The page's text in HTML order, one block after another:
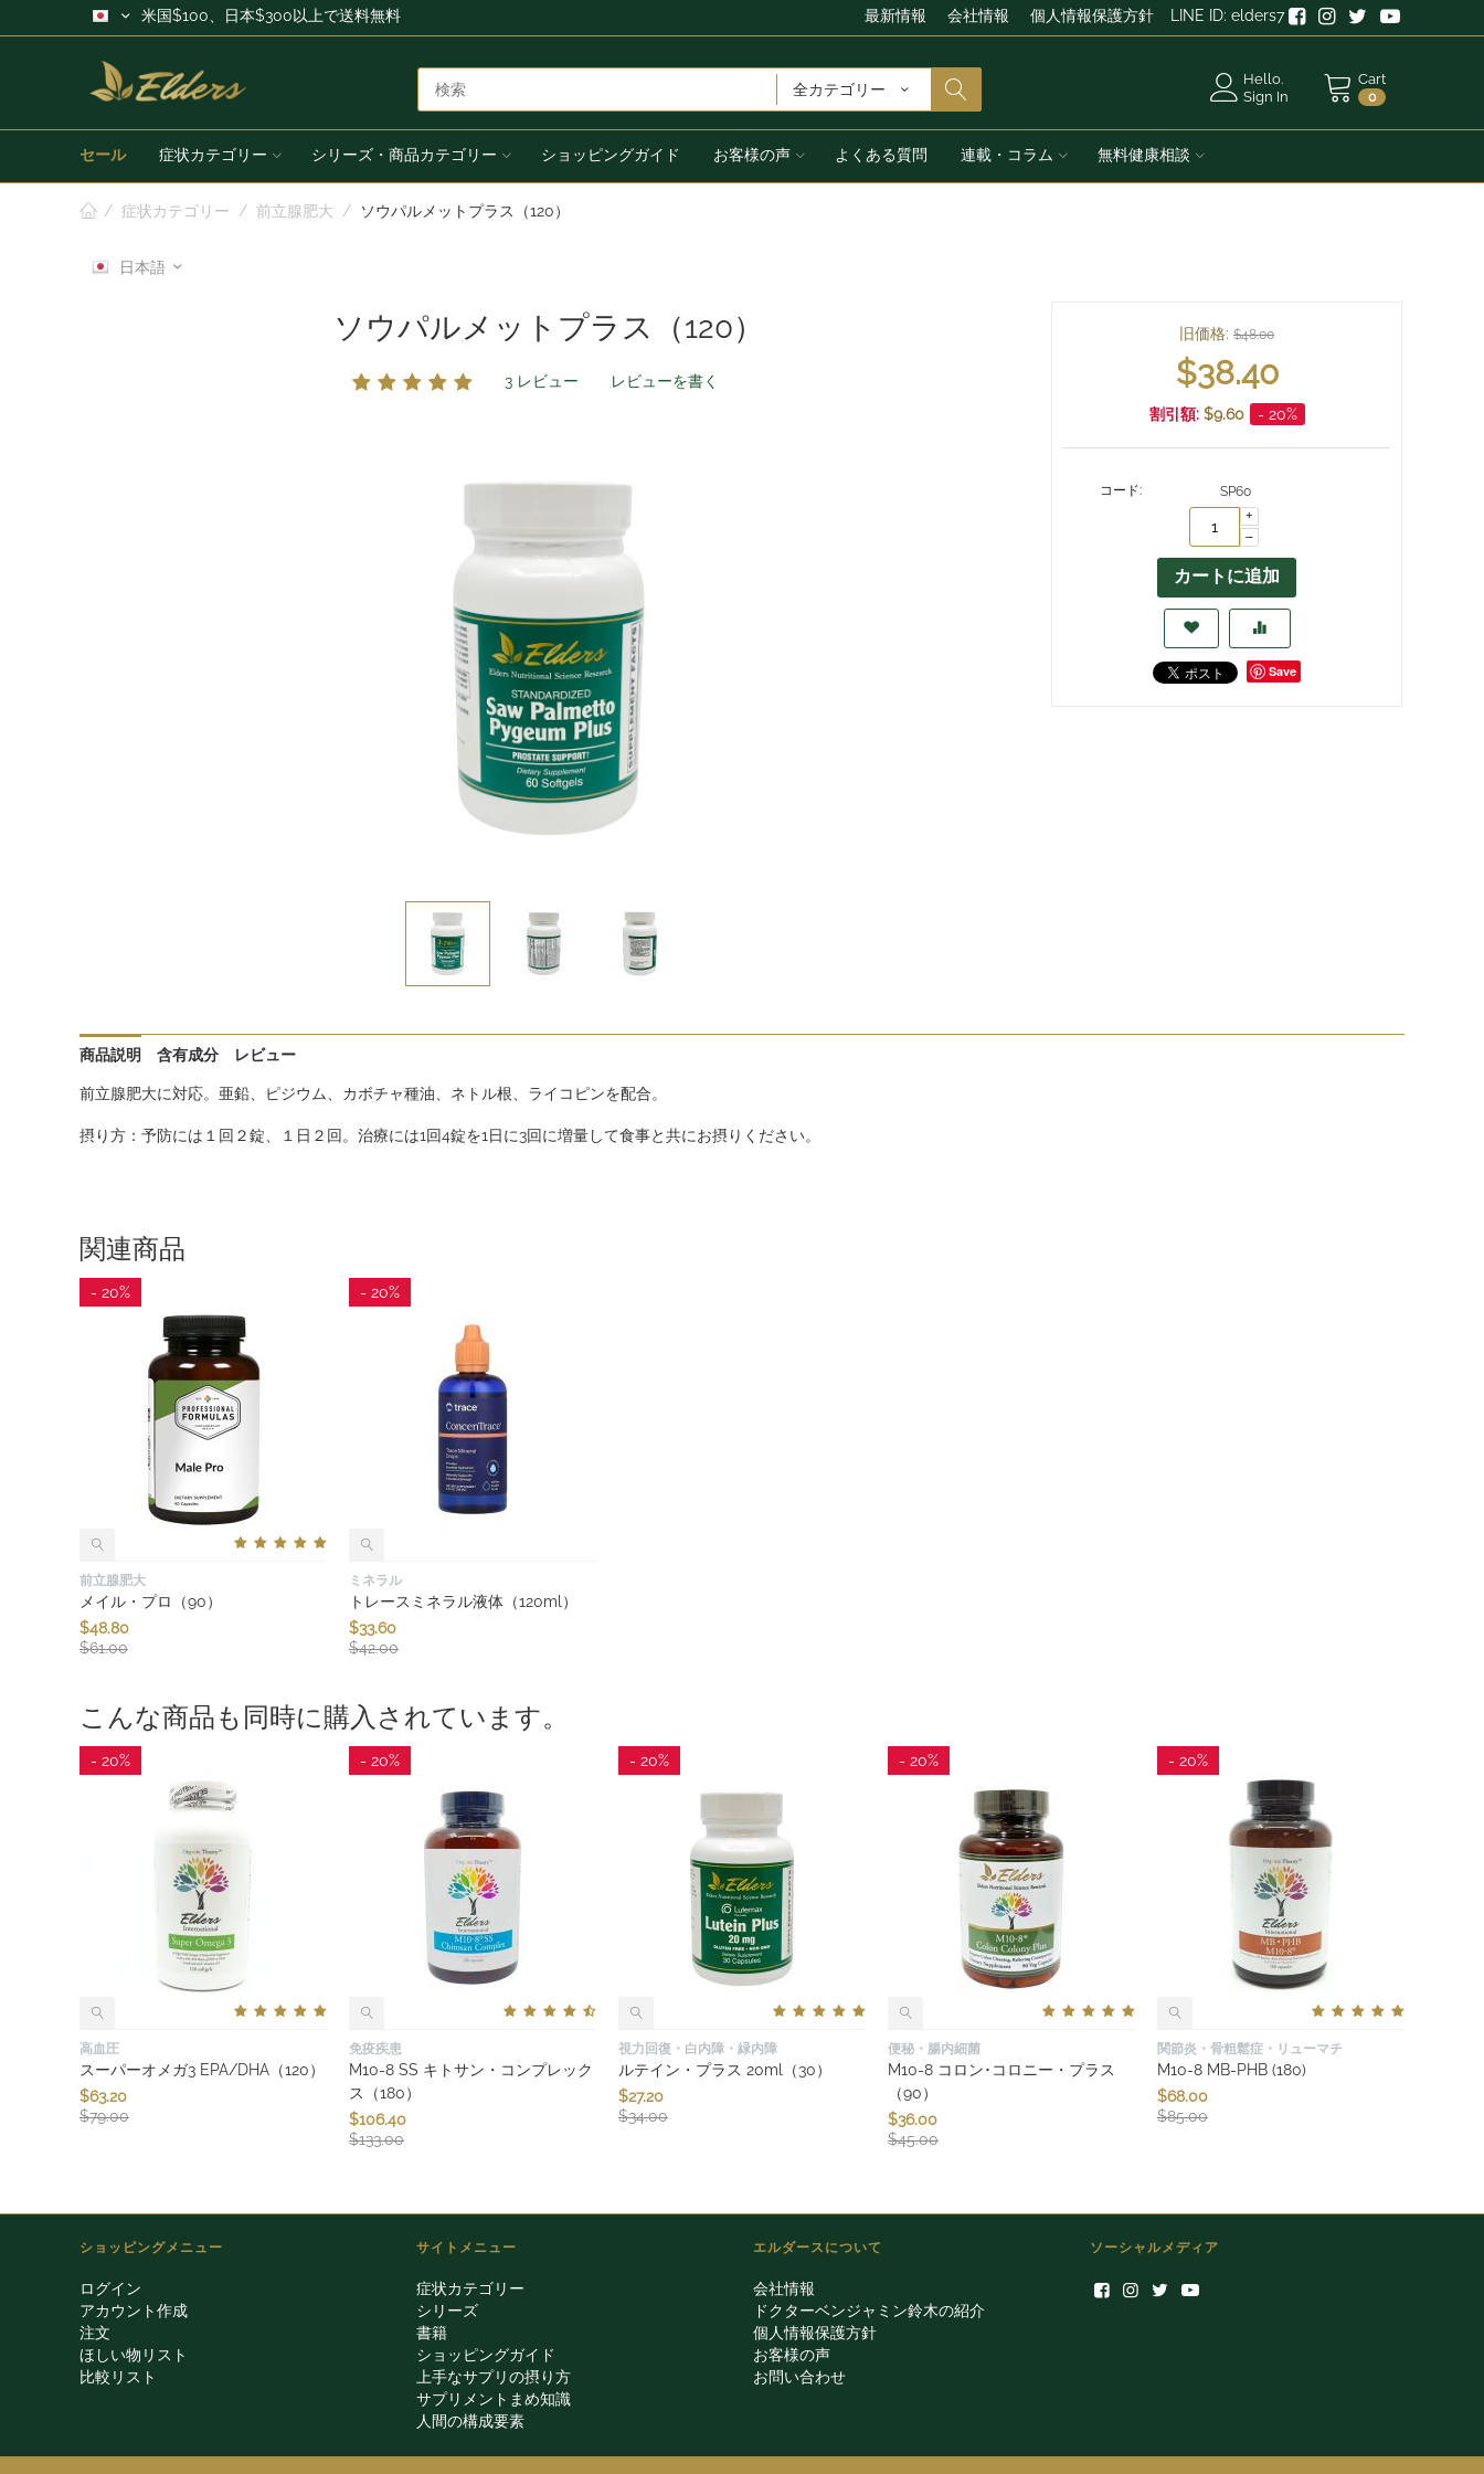
米国$100、日本$300以上で送料無料 LINE ID: elders7
最新情報 会社情報 個人情報保護方針
全カテゴリー
Cart
0
Hello.
Sign In
セール 症状カテゴリー シリーズ・商品カテゴリー ショッピングガイド お客様の声 よくある質問 連載・コラム 無料健康相談
/ 症状カテゴリー / 前立腺肥大 / ソウパルメットプラス（120）
日本語
ソウパルメットプラス（120）
3 レビュー レビューを書く
旧価格: $48.00
$38.40
割引額: $9.60 - 20%
コード: SP60
+
−
カートに追加
Save
商品説明 含有成分 レビュー
前立腺肥大に対応。亜鉛、ピジウム、カボチャ種油、ネトル根、ライコピンを配合。
摂り方：予防には１回２錠、１日２回。治療には1回4錠を1日に3回に増量して食事と共にお摂りください。
関連商品
- 20%
前立腺肥大
メイル・プロ（90）
$48.80
$61.00
- 20%
ミネラル
トレースミネラル液体（120ml）
$33.60
$42.00
こんな商品も同時に購入されています。
- 20%
高血圧
スーパーオメガ3 EPA/DHA（120）
$63.20
$79.00
- 20%
免疫疾患
M10-8 SS キトサン・コンプレック
ス（180）
$106.40
$133.00
- 20%
視力回復・白内障・緑内障
ルテイン・プラス 20ml（30）
$27.20
$34.00
- 20%
便秘・腸内細菌
M10-8 コロン･コロニー・プラス
（90）
$36.00
$45.00
- 20%
関節炎・骨粗鬆症・リューマチ
M10-8 MB-PHB (180)
$68.00
$85.00
ショッピングメニュー
ログイン
アカウント作成
注文
ほしい物リスト
比較リスト
サイトメニュー
症状カテゴリー
シリーズ
書籍
ショッピングガイド
上手なサプリの摂り方
サプリメントまめ知識
人間の構成要素
エルダースについて
会社情報
ドクターベンジャミン鈴木の紹介
個人情報保護方針
お客様の声
お問い合わせ
ソーシャルメディア